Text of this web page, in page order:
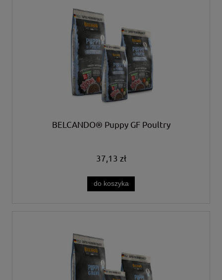
BELCANDO® Puppy GF Poultry
37,13 zł
do koszyka